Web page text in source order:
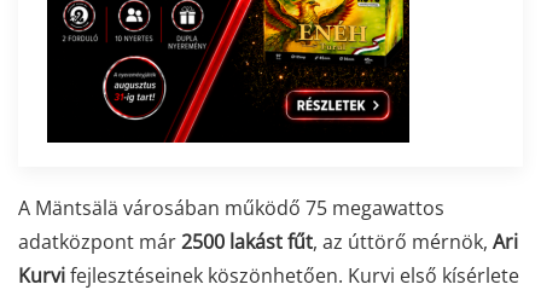
A Mäntsälä városában működő 75 megawattos
adatközpont már2500 lakást fűt, az úttörő mérnök, Ari
Kurvifejlesztéseinek köszönhetően. Kurvi első kísérlete